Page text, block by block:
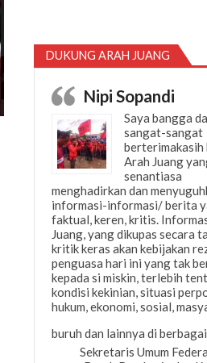
DUKUNG ARAH JUANG
Nipi Sopandi
Saya bangga
sangat-sangat
berterimakasih
Arah Juang
senantiasa
menghadirkan dan
informasi-informasi/ berita
faktual, keren, kritis.
Juang, yang dikupas secara
kritik keras akan kebijakan
penguasa hari ini yang tak
kepada si miskin, terlebih
kondisi kekinian, situasi
hukum, ekonomi, sosial,
buruh dan lainnya di
Sekretaris Umum